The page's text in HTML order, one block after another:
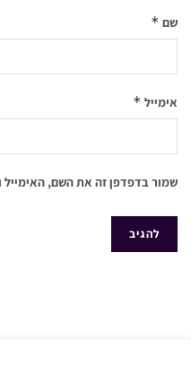
שם *
אימייל *
שמור בדפדפן זה את השם,